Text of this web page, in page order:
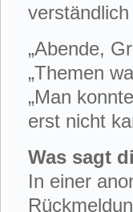
„Abende,
„Themen
„Man
erst nicht
Was sagt
In einer